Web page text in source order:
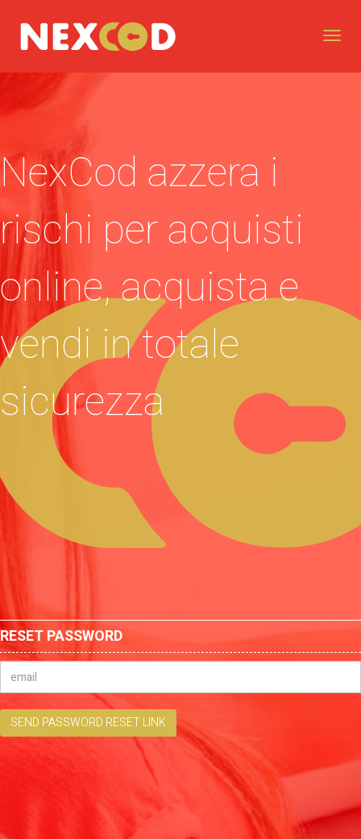
NexCod azzera i
rischi per acquisti
online, acquista e
vendi in totale
sicurezza
RESET PASSWORD
SEND PASSWORD RESET LINK